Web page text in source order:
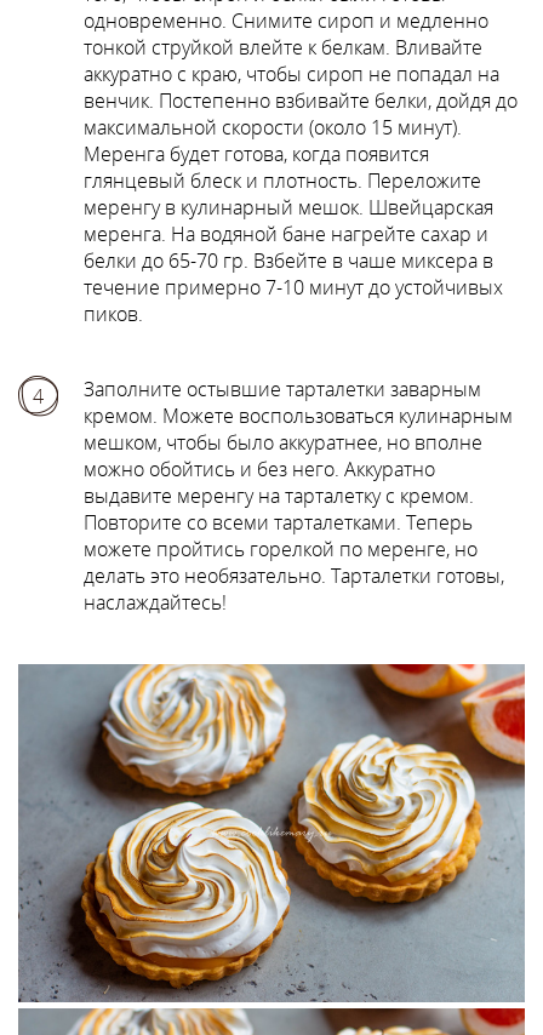
одновременно. Снимите сироп и медленно
тонкой струйкой влейте к белкам. Вливайте
аккуратно с краю, чтобы сироп не попадал на
венчик. Постепенно взбивайте белки, дойдя до
максимальной скорости (около 15 минут).
Меренга будет готова, когда появится
глянцевый блеск и плотность. Переложите
меренгу в кулинарный мешок. Швейцарская
меренга. На водяной бане нагрейте сахар и
белки до 65-70 гр. Взбейте в чаше миксера в
течение примерно 7-10 минут до устойчивых
пиков.
4
Заполните остывшие тарталетки заварным
кремом. Можете воспользоваться кулинарным
мешком, чтобы было аккуратнее, но вполне
можно обойтись и без него. Аккуратно
выдавите меренгу на тарталетку с кремом.
Повторите со всеми тарталетками. Теперь
можете пройтись горелкой по меренге, но
делать это необязательно. Тарталетки готовы,
наслаждайтесь!